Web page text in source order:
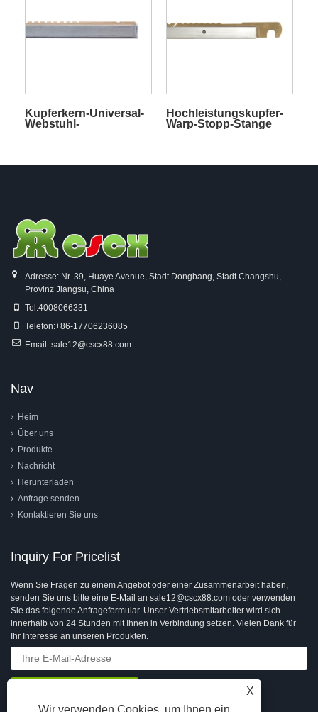
Kupferkern-Universal-
Webstuhl-
Hochleistungskupfer-
Warp-Stopp-Stange
Adresse: Nr. 39, Huaye Avenue, Stadt Dongbang, Stadt Changshu,
Provinz Jiangsu, China
Tel:4008066331
Telefon:+86-17706236085
Email: sale12@cscx88.com
Nav
Heim
Über uns
Produkte
Nachricht
Herunterladen
Anfrage senden
Kontaktieren Sie uns
Inquiry For Pricelist
Wenn Sie Fragen zu einem Angebot oder einer Zusammenarbeit haben,
senden Sie uns bitte eine E-Mail an sale12@cscx88.com oder verwenden
Sie das folgende Anfrageformular. Unser Vertriebsmitarbeiter wird sich
innerhalb von 24 Stunden mit Ihnen in Verbindung setzen. Vielen Dank für
Ihr Interesse an unseren Produkten.
X
Wir verwenden Cookies, um Ihnen ein